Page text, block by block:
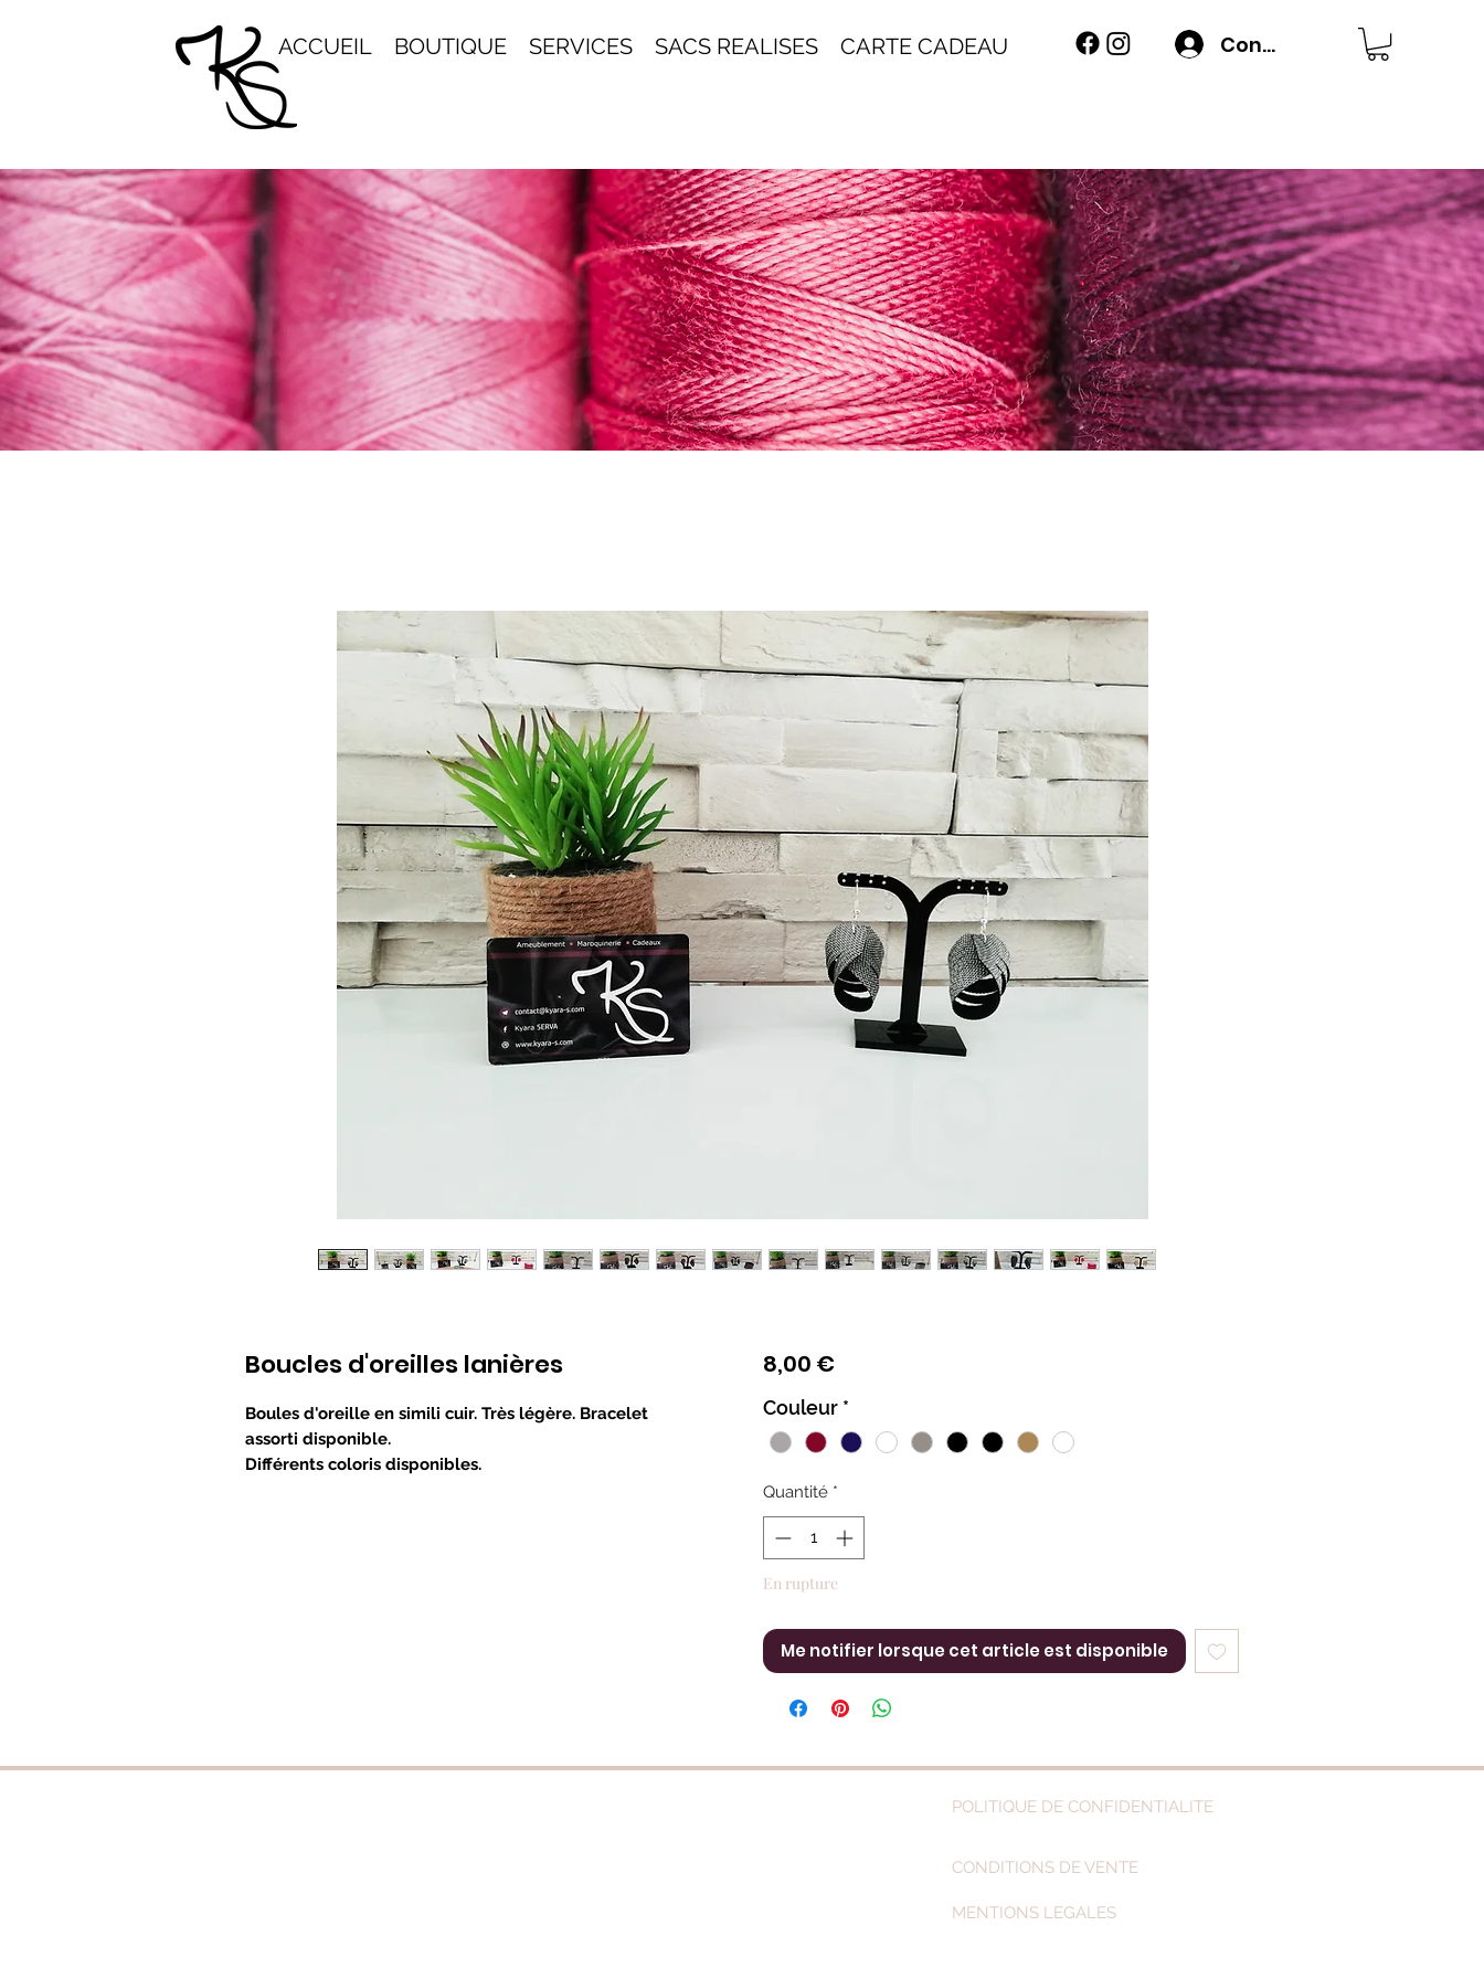
ACCUEIL BOUTIQUE SERVICES SACS REALISES CARTE CADEAU Connexion
Boucles d'oreilles lanières
Boules d'oreille en simili cuir. Très légère. Bracelet
assorti disponible.
Différents coloris disponibles.
8,00 €Prix
Couleur *
Quantité *
En rupture
Me notifier lorsque cet article est disponible
POLITIQUE DE CONFIDENTIALITE
CONDITIONS DE VENTE
MENTIONS LEGALES